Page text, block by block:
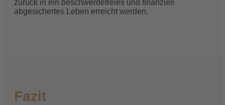
zurück in ein beschwerdefreies und finanziell
abgesichertes Leben erreicht werden.
Fazit